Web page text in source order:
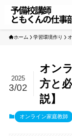
ホーム 学習環境作り
オン
方と
説】
2025
3/02
オンライン家庭教師